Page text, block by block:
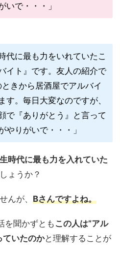
いで・・・」
代に最も力をいれていたこ
イト』です。友人の紹介で
きから居酒屋でアルバイ
す。毎日大変なのですが、
で『ありがとう』と言って
やりがいで・・・」
生時代に最も力を入れていた
ょうか？
んが、 Bさんですよね。
を聞かずとも この人は”アル
ていたのかと理解することが